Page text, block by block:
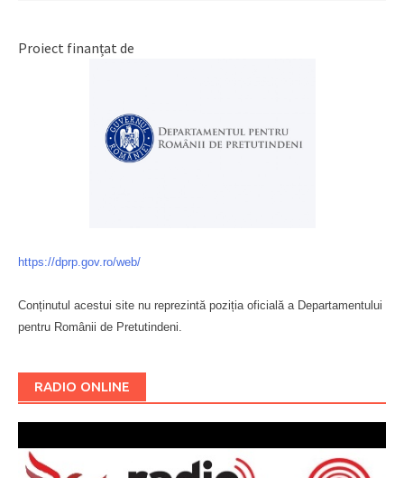
Proiect finanțat de
https://dprp.gov.ro/web/
Conținutul acestui site nu reprezintă poziția oficială a Departamentului
pentru Românii de Pretutindeni.
RADIO ONLINE